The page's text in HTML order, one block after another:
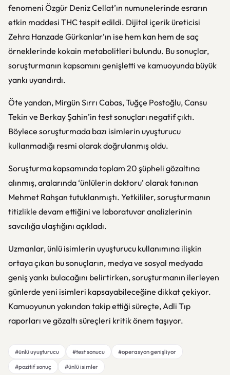
fenomeni Özgür Deniz Cellat’ın numunelerinde esrarın
etkin maddesi THC tespit edildi. Dijital içerik üreticisi
Zehra Hanzade Gürkanlar’ın ise hem kan hem de saç
örneklerinde kokain metabolitleri bulundu. Bu sonuçlar,
soruşturmanın kapsamını genişletti ve kamuoyunda büyük
yankı uyandırdı.
Öte yandan, Mirgün Sırrı Cabas, Tuğçe Postoğlu, Cansu
Tekin ve Berkay Şahin’in test sonuçları negatif çıktı.
Böylece soruşturmada bazı isimlerin uyuşturucu
kullanmadığı resmi olarak doğrulanmış oldu.
Soruşturma kapsamında toplam 20 şüpheli gözaltına
alınmış, aralarında ‘ünlülerin doktoru’ olarak tanınan
Mehmet Rahşan tutuklanmıştı. Yetkililer, soruşturmanın
titizlikle devam ettiğini ve laboratuvar analizlerinin
savcılığa ulaştığını açıkladı.
Uzmanlar, ünlü isimlerin uyuşturucu kullanımına ilişkin
ortaya çıkan bu sonuçların, medya ve sosyal medyada
geniş yankı bulacağını belirtirken, soruşturmanın ilerleyen
günlerde yeni isimleri kapsayabileceğine dikkat çekiyor.
Kamuoyunun yakından takip ettiği süreçte, Adli Tıp
raporları ve gözaltı süreçleri kritik önem taşıyor.
#ünlü uyuşturucu #test sonucu
#operasyon genişliyor
#pozitif sonuç
#ünlü isimler